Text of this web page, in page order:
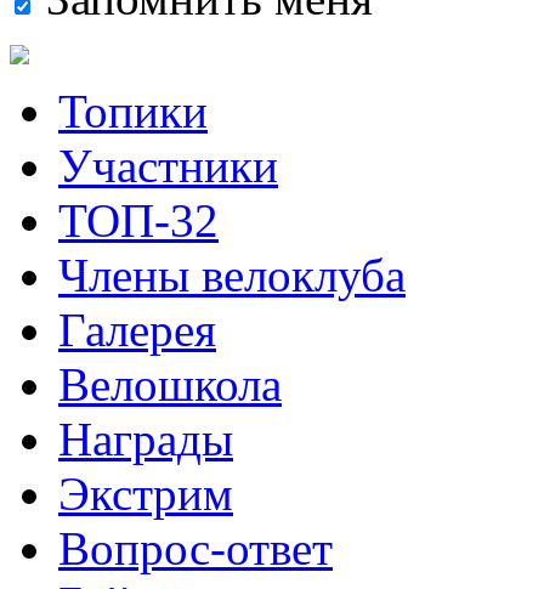
Топики
Участники
ТОП-32
Члены велоклуба
Галерея
Велошкола
Награды
Экстрим
Вопрос-ответ